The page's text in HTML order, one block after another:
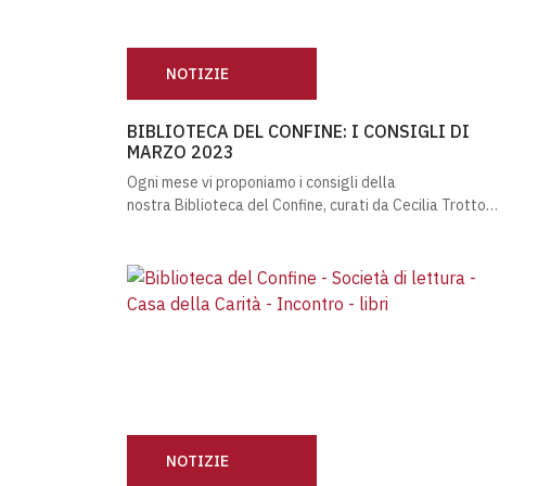
NOTIZIE
BIBLIOTECA DEL CONFINE: I CONSIGLI DI
MARZO 2023
Ogni mese vi proponiamo i consigli della
nostra Biblioteca del Confine, curati da Cecilia Trotto…
NOTIZIE